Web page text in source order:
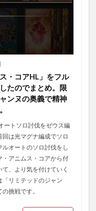
・コアHL」をフル
たのでまとめ。限
ンヌの奥義で精神
ートソロ討伐をゼウス編
は光マグナ編成でソロ
オートのソロ討伐をし
アニムス・コアから付
、より気を付けていく
リミテッドのジャン
挑戦です。